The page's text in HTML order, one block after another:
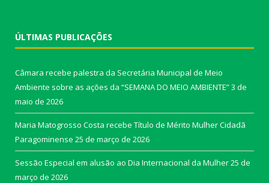
ÚLTIMAS PUBLICAÇÕES
Câmara recebe palestra da Secretária Municipal de Meio
Ambiente sobre as ações da “SEMANA DO MEIO AMBIENTE”3 de
maio de 2026
Maria Matogrosso Costa recebe Título de Mérito Mulher Cidadã
Paragominense 25 de março de 2026
Sessão Especial em alusão ao Dia Internacional da Mulher25 de
março de 2026